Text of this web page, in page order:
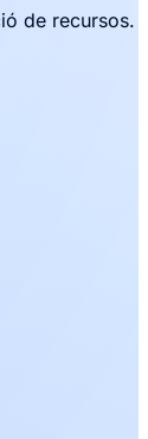
de recursos.